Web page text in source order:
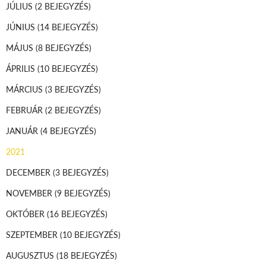
JÚLIUS (2 BEJEGYZÉS)
JÚNIUS (14 BEJEGYZÉS)
MÁJUS (8 BEJEGYZÉS)
ÁPRILIS (10 BEJEGYZÉS)
MÁRCIUS (3 BEJEGYZÉS)
FEBRUÁR (2 BEJEGYZÉS)
JANUÁR (4 BEJEGYZÉS)
2021
DECEMBER (3 BEJEGYZÉS)
NOVEMBER (9 BEJEGYZÉS)
OKTÓBER (16 BEJEGYZÉS)
SZEPTEMBER (10 BEJEGYZÉS)
AUGUSZTUS (18 BEJEGYZÉS)